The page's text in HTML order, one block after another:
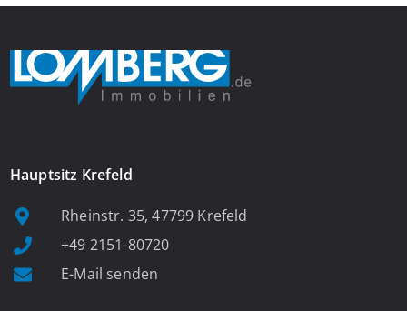
Hauptsitz Krefeld
Rheinstr. 35, 47799 Krefeld
+49 2151-80720
E-Mail senden